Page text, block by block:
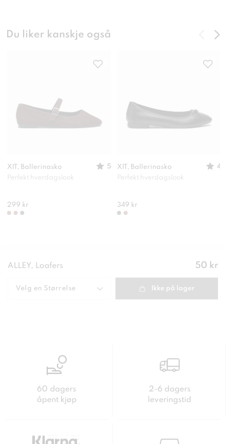
Du liker kanskje også
XIT, Ballerinasko
5
Perfekt hverdagslook
299 kr
XIT, Ballerinasko
4
Perfekt hverdagslook
349 kr
ALLEY, Loafers Pris:
50 kr
Velg en Størrelse Ikke på lager
60 dagers
åpent kjøp
2-6 dagers
leveringstid